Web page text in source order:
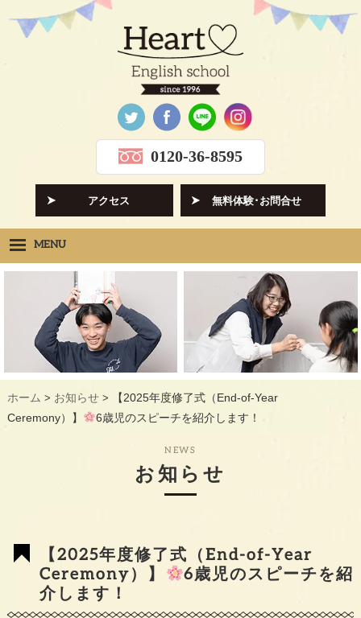
0120-36-8595
アクセス 無料体験･お問合せ
MENU
Heartの想い HOPE
クラス紹介 CLASS
先生紹介 INSTRUCTORS
ギャラリー GALLERY
教室概要 INFORMATION
ホーム > お知らせ>
【2025年度修了式（End-of-Year
Ceremony）】
6歳児のスピーチを紹介します！
NEWS
お知らせ
【2025年度修了式（End-of-Year
Ceremony）】
6歳児のスピーチを紹
介します！